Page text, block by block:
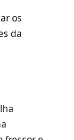
os
da